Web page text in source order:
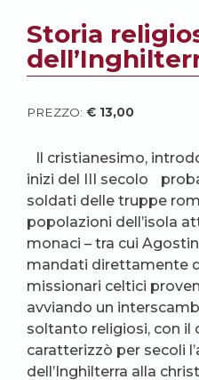
Storia
PREZZO: € 13,00
Il cristianesimo,
inizi del III secolo
soldati delle truppe
popolazioni dell’isola
monaci – tra cui
mandati direttamente
missionari celtici
avviando un
soltanto religiosi, con il
caratterizzò per secoli
dell’Inghilterra alla